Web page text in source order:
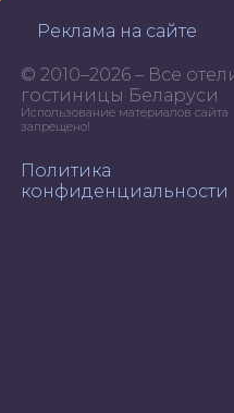
Реклама на сайте
© 2010–2026 – Все
гостиницы Беларуси
Использование материалов сайта
запрещено!
Политика
конфиденциальности